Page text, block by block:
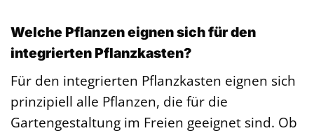
Welche Pflanzen eignen sich für den
integrierten Pflanzkasten?
Für den integrierten Pflanzkasten eignen sich
prinzipiell alle Pflanzen, die für die
Gartengestaltung im Freien geeignet sind. Ob